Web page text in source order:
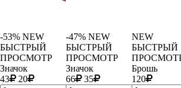
-53% NEW
БЫСТРЫЙ
ПРОСМОТР
Значок
43
20
-47% NEW
БЫСТРЫЙ
ПРОСМОТР
Значок
66
35
NEW
БЫСТРЫЙ
Брошь
120